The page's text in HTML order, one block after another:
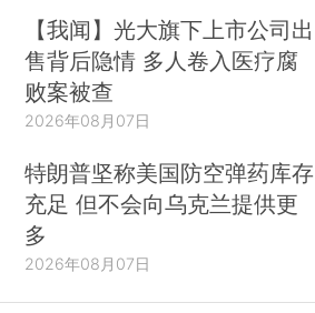
【我闻】光大旗下上市公司出
售背后隐情 多人卷入医疗腐
败案被查
2026年08月07日
特朗普坚称美国防空弹药库存
充足 但不会向乌克兰提供更
多
2026年08月07日